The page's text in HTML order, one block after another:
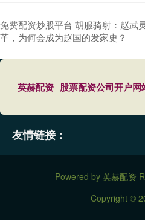
免费配资炒股平台 胡服骑射：赵武
革，为何会成为赵国的发家史？
英赫配资 股票配资公司开户网
友情链接：
Powered by 英赫配资
Copyright ©